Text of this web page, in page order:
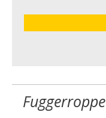
Fuggerroppe